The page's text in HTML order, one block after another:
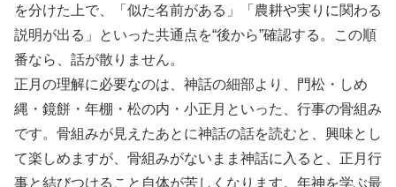
を分けた上で、「似た名前がある」「農耕や実りに関わる
説明が出る」といった共通点を“後から”確認する。この順
番なら、話が散りません。
正月の理解に必要なのは、神話の細部より、門松・しめ
縄・鏡餅・年棚・松の内・小正月といった、行事の骨組み
です。骨組みが見えたあとに神話の話を読むと、興味とし
て楽しめますが、骨組みがないまま神話に入ると、正月行
事と結びつけること自体が苦しくなります。年神を学ぶ最